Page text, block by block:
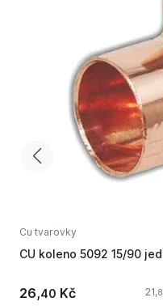
Cu tvarovky
CU koleno 5092 15/90
26,40 Kč 21,